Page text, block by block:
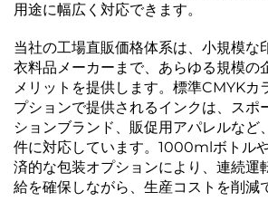
用途に幅広く対応できます。
当社の工場直販価格体系は、小規模な
衣料品メーカーまで、あらゆる規模の
メリットを提供します。標準CMYKカ
プションで提供されるインクは、スポ
ションブランド、販促用アパレルなど
件に対応しています。1000mlボトル
済的な包装オプションにより、連続運
給を確保しながら、生産コストを削減